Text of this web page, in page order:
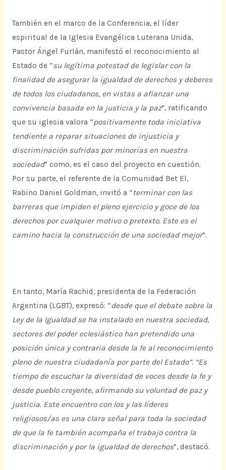
También en el marco de la Conferencia, el líder
espiritual de la Iglesia Evangélica Luterana Unida,
Pastor Ángel Furlán, manifestó el reconocimiento al
Estado de “su legítima potestad de legislar con la
finalidad de asegurar la igualdad de derechos y deberes
de todos los ciudadanos, en vistas a afianzar una
convivencia basada en la justicia y la paz”, ratificando
que su iglesia valora “positivamente toda iniciativa
tendiente a reparar situaciones de injusticia y
discriminación sufridas por minorías en nuestra
sociedad” como, es el caso del proyecto en cuestión.
Por su parte, el referente de la Comunidad Bet El,
Rabino Daniel Goldman, invitó a “terminar con las
barreras que impiden el pleno ejercicio y goce de los
derechos por cualquier motivo o pretexto. Este es el
camino hacia la construcción de una sociedad mejor”.
En tanto, María Rachid, presidenta de la Federación
Argentina (LGBT), expresó: “desde que el debate sobre la
Ley de la Igualdad se ha instalado en nuestra sociedad,
sectores del poder eclesiástico han pretendido una
posición única y contraria desde la fe al reconocimiento
pleno de nuestra ciudadanía por parte del Estado”. “Es
tiempo de escuchar la diversidad de voces desde la fe y
desde pueblo creyente, afirmando su voluntad de paz y
justicia. Este encuentro con los y las líderes
religiosos/as es una clara señal para toda la sociedad
de que la fe también acompaña el trabajo contra la
discriminación y por la igualdad de derechos”, destacó.